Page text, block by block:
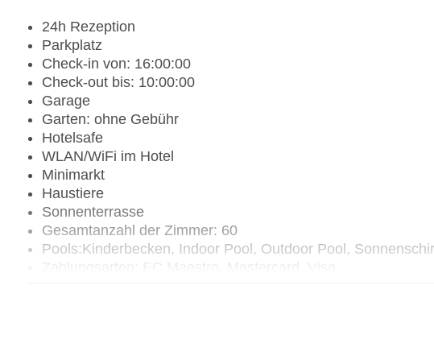
24h Rezeption
Parkplatz
Check-in von: 16:00:00
Check-out bis: 10:00:00
Garage
Garten: ohne Gebühr
Hotelsafe
WLAN/WiFi im Hotel
Minimarkt
Haustiere
Sonnenterrasse
Gesamtanzahl der Zimmer: 60
Pools:Kinderbecken, Indoor Pool, Outdoor Pool,